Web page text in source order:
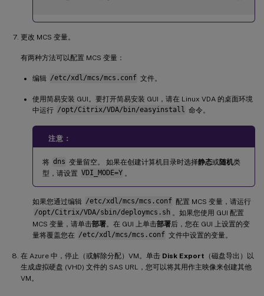
更改 MCS 变量。
有两种方法可以配置 MCS 变量：
编辑 /etc/xdl/mcs/mcs.conf 文件。
使用简易安装 GUI。要打开简易安装 GUI，请在 Linux VDA 的桌面环境
中运行 /opt/Citrix/VDA/bin/easyinstall 命令。
注意：
将 dns 变量留空。 如果在创建计算机目录时选择静态或随机类
型，请设置 VDI_MODE=Y 。
如果您通过编辑 /etc/xdl/mcs/mcs.conf 配置 MCS 变量，请运行
/opt/Citrix/VDA/sbin/deploymcs.sh 。如果您使用 GUI 配置
MCS 变量，请单击部署。在 GUI 上单击部署后，您在 GUI 上设置的变
量将覆盖您在 /etc/xdl/mcs/mcs.conf 文件中设置的变量。
在 Azure 中，停止（或解除分配）VM。单击 Disk Export （磁盘导出）以
生成虚拟硬盘 (VHD) 文件的 SAS URL，您可以将其用作主映像来创建其他
VM。